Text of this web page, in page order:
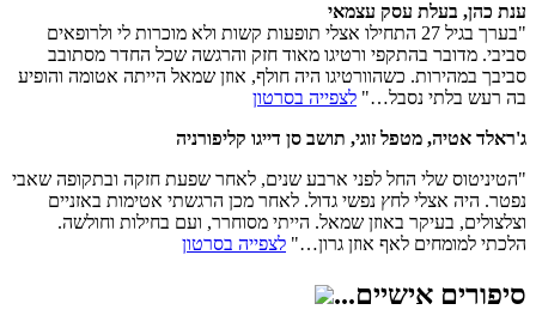
ענת כהן, בעלת עסק עצמאי
"בערך בגיל 27 התחילו אצלי תופעות קשות ולא מוכרות לי ולרופאים
סביבי. מדובר בהתקפי ורטיגו מאוד חזק והרגשה שכל החדר מסתובב
סביבך במהירות. כשהוורטיגו היה חולף, אוזן שמאל הייתה אטומה והופיע
בה רעש בלתי נסבל…" לצפייה בסרטון
ג'ראלד אטיה, מטפל זוגי, תושב סן דייגו קליפורניה
"הטיניטוס שלי החל לפני ארבע שנים, לאחר שפעת חזקה ובתקופה שאבי
נפטר. היה אצלי לחץ נפשי גדול. לאחר מכן הרגשתי אטימות באזניים
וצלצולים, בעיקר באוזן שמאל. הייתי מסוחרר, ועם בחילות וחולשה.
הלכתי למומחים לאף אוזן גרון…" לצפייה בסרטון
סיפורים אישיים...